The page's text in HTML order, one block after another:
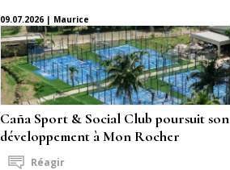
09.07.2026 | Maurice
Caña Sport & Social Club poursuit son
développement à Mon Rocher
Réagir